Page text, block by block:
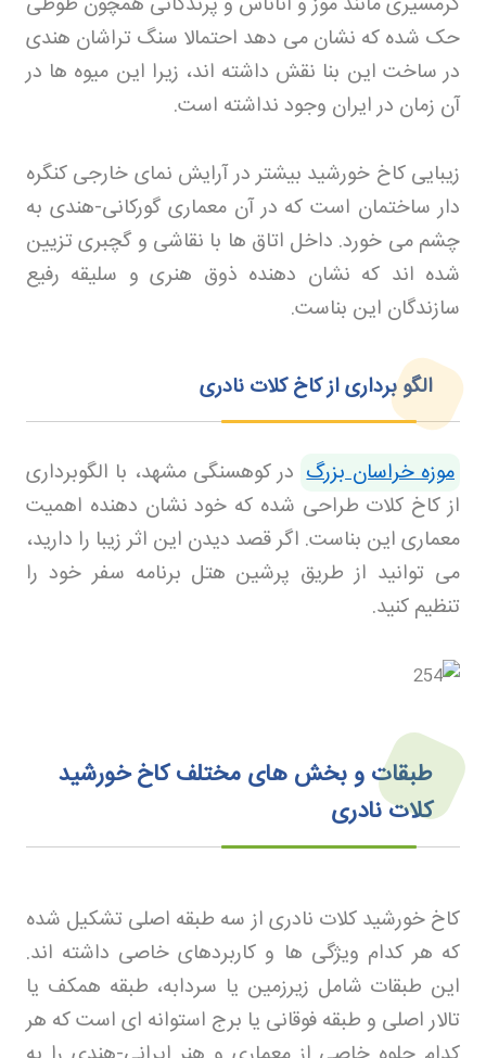
حک شده که نشان می دهد احتمالا سنگ تراشان هندی
در ساخت این بنا نقش داشته اند، زیرا این میوه ها در
آن زمان در ایران وجود نداشته است.
زیبایی کاخ خورشید بیشتر در آرایش نمای خارجی کنگره
دار ساختمان است که در آن معماری گورکانی-هندی به
چشم می خورد. داخل اتاق ها با نقاشی و گچبری تزیین
شده اند که نشان دهنده ذوق هنری و سلیقه رفیع
سازندگان این بناست.
الگو برداری از کاخ کلات نادری
موزه خراسان بزرگ در کوهسنگی مشهد، با الگوبرداری
از کاخ کلات طراحی شده که خود نشان دهنده اهمیت
معماری این بناست. اگر قصد دیدن این اثر زیبا را دارید،
می توانید از طریق پرشین هتل برنامه سفر خود را
تنظیم کنید.
طبقات و بخش های مختلف کاخ خورشید
کلات نادری
کاخ خورشید کلات نادری از سه طبقه اصلی تشکیل شده
که هر کدام ویژگی ها و کاربردهای خاصی داشته اند.
این طبقات شامل زیرزمین یا سردابه، طبقه همکف یا
تالار اصلی و طبقه فوقانی یا برج استوانه ای است که هر